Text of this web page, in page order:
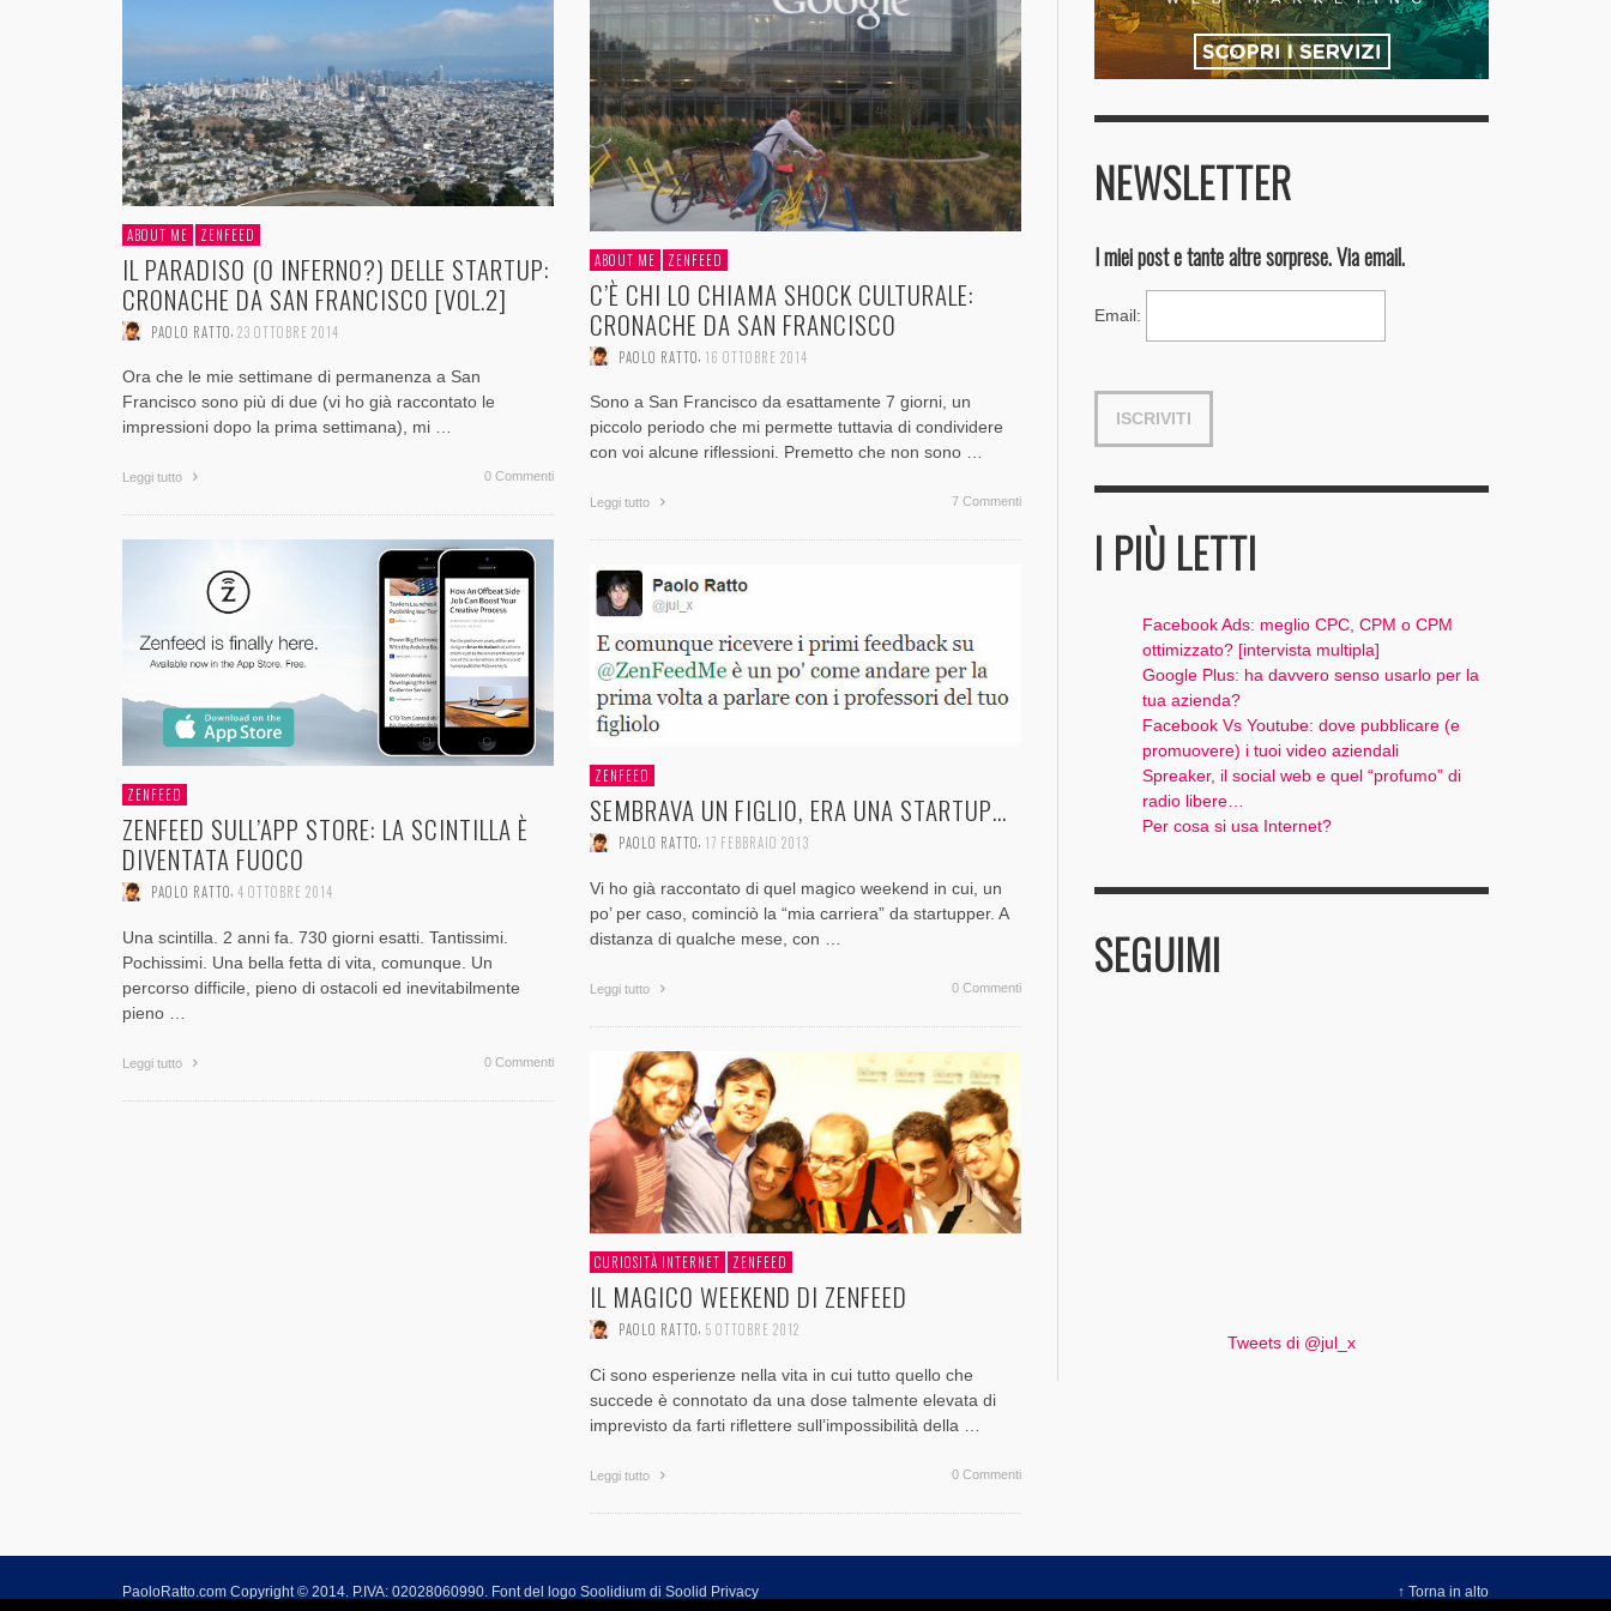
ABOUT ME ZENFEED
IL PARADISO (O INFERNO?) DELLE STARTUP:
CRONACHE DA SAN FRANCISCO [VOL.2]
PAOLO RATTO 23 OTTOBRE 2014
Ora che le mie settimane di permanenza a San
Francisco sono più di due (vi ho già raccontato le
impressioni dopo la prima settimana), mi …
Leggi tutto 0 Commenti
ABOUT ME ZENFEED
C’È CHI LO CHIAMA SHOCK CULTURALE:
CRONACHE DA SAN FRANCISCO
PAOLO RATTO 16 OTTOBRE 2014
Sono a San Francisco da esattamente 7 giorni, un
piccolo periodo che mi permette tuttavia di condividere
con voi alcune riflessioni. Premetto che non sono …
Leggi tutto 7 Commenti
ZENFEED
ZENFEED SULL’APP STORE: LA SCINTILLA È
DIVENTATA FUOCO
PAOLO RATTO 4 OTTOBRE 2014
Una scintilla. 2 anni fa. 730 giorni esatti. Tantissimi.
Pochissimi. Una bella fetta di vita, comunque. Un
percorso difficile, pieno di ostacoli ed inevitabilmente
pieno …
Leggi tutto 0 Commenti
ZENFEED
SEMBRAVA UN FIGLIO, ERA UNA STARTUP…
PAOLO RATTO 17 FEBBRAIO 2013
Vi ho già raccontato di quel magico weekend in cui, un
po’ per caso, cominciò la “mia carriera” da startupper. A
distanza di qualche mese, con …
Leggi tutto 0 Commenti
CURIOSITÀ INTERNET ZENFEED
IL MAGICO WEEKEND DI ZENFEED
PAOLO RATTO 5 OTTOBRE 2012
Ci sono esperienze nella vita in cui tutto quello che
succede è connotato da una dose talmente elevata di
imprevisto da farti riflettere sull’impossibilità della …
Leggi tutto 0 Commenti
NEWSLETTER
I miei post e tante altre sorprese. Via email.
Email:
I PIÙ LETTI
Facebook Ads: meglio CPC, CPM o CPM
ottimizzato? [intervista multipla]
Google Plus: ha davvero senso usarlo per la
tua azienda?
Facebook Vs Youtube: dove pubblicare (e
promuovere) i tuoi video aziendali
Spreaker, il social web e quel “profumo” di
radio libere…
Per cosa si usa Internet?
SEGUIMI
Tweets di @jul_x
PaoloRatto.com Copyright © 2014. P.IVA: 02028060990. Font del logo Soolidium di Soolid Privacy
↑ Torna in alto